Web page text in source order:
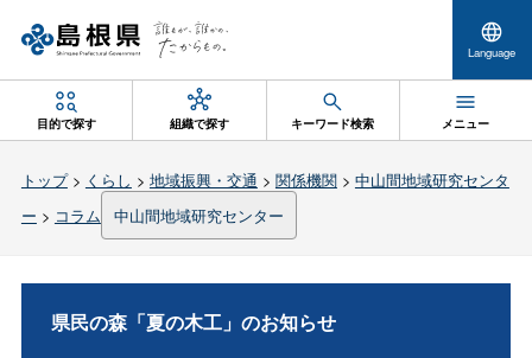
Language
目的で探す 組織で探す キーワード検索 メニュー
トップ> くらし > 地域振興・交通 > 関係機関> 中山間地域研究センタ
ー > コラム 中山間地域研究センター
県民の森「夏の木工」のお知らせ